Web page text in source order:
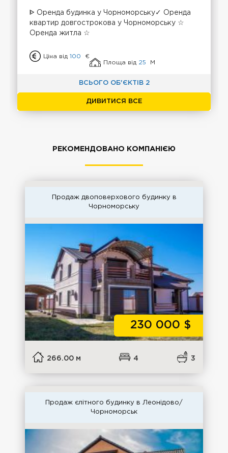
ᐈ Оренда будинка у Чорноморську✓ Оренда
квартир довгострокова у Чорноморську ☆
Оренда житла ☆
Ціна від100
€
Площа від 25 М
ВСЬОГО ОБ'ЄКТІВ 2
ДИВИТИСЯ ВСЕ
РЕКОМЕНДОВАНО КОМПАНІЄЮ
Продаж двоповерхового будинку в
Чорноморську
230 000 $
266.00 м 4 3
Продаж єлітного будинку в Леонідово/
Чорноморськ